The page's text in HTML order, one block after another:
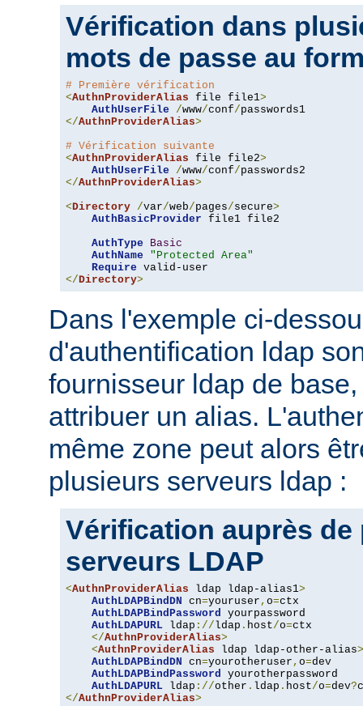
Vérification dans
mots de passe au
# Première vérification
<AuthnProviderAlias file file1>
AuthUserFile
/www/conf/
</AuthnProviderAlias>
# Vérification suivante
<AuthnProviderAlias file file2>
AuthUserFile
/www/conf/
</AuthnProviderAlias>
<Directory /var/web/pages/secure>
AuthBasicProvider file1 file2
AuthType
Basic
AuthName
"Protected Area"
Require
</Directory>
Dans l'exemple ci-
d'authentification ldap
fournisseur ldap de
attribuer un alias.
même zone peut alors
plusieurs serveurs ldap :
Vérification auprès de
serveurs LDAP
<AuthnProviderAlias ldap ldap-alias1>
AuthLDAPBindDN cn=youruser , o=ctx
AuthLDAPBindPassword yourpassword
AuthLDAPURL ldap ://ldap . host/o=ctx
</AuthnProviderAlias>
<AuthnProviderAlias ldap ldap-other-alias>
AuthLDAPBindDN cn=yourotheruser , o=dev
AuthLDAPBindPassword yourotherpassword
AuthLDAPURL ldap ://other . ldap . host/o=dev?
</AuthnProviderAlias>